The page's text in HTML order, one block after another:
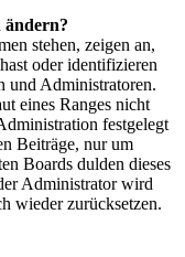
ändern?
stehen, zeigen an,
oder identifizieren
und Administratoren.
eines Ranges nicht
festgelegt
Beiträge, nur um
Boards dulden dieses
Administrator wird
wieder zurücksetzen.